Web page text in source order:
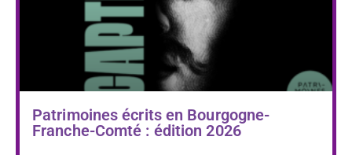
Patrimoines écrits en Bourgogne-
Franche-Comté : édition 2026